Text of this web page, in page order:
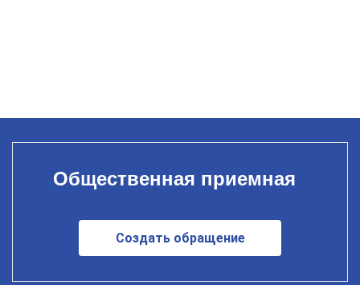
Общественная приемная
Создать обращение